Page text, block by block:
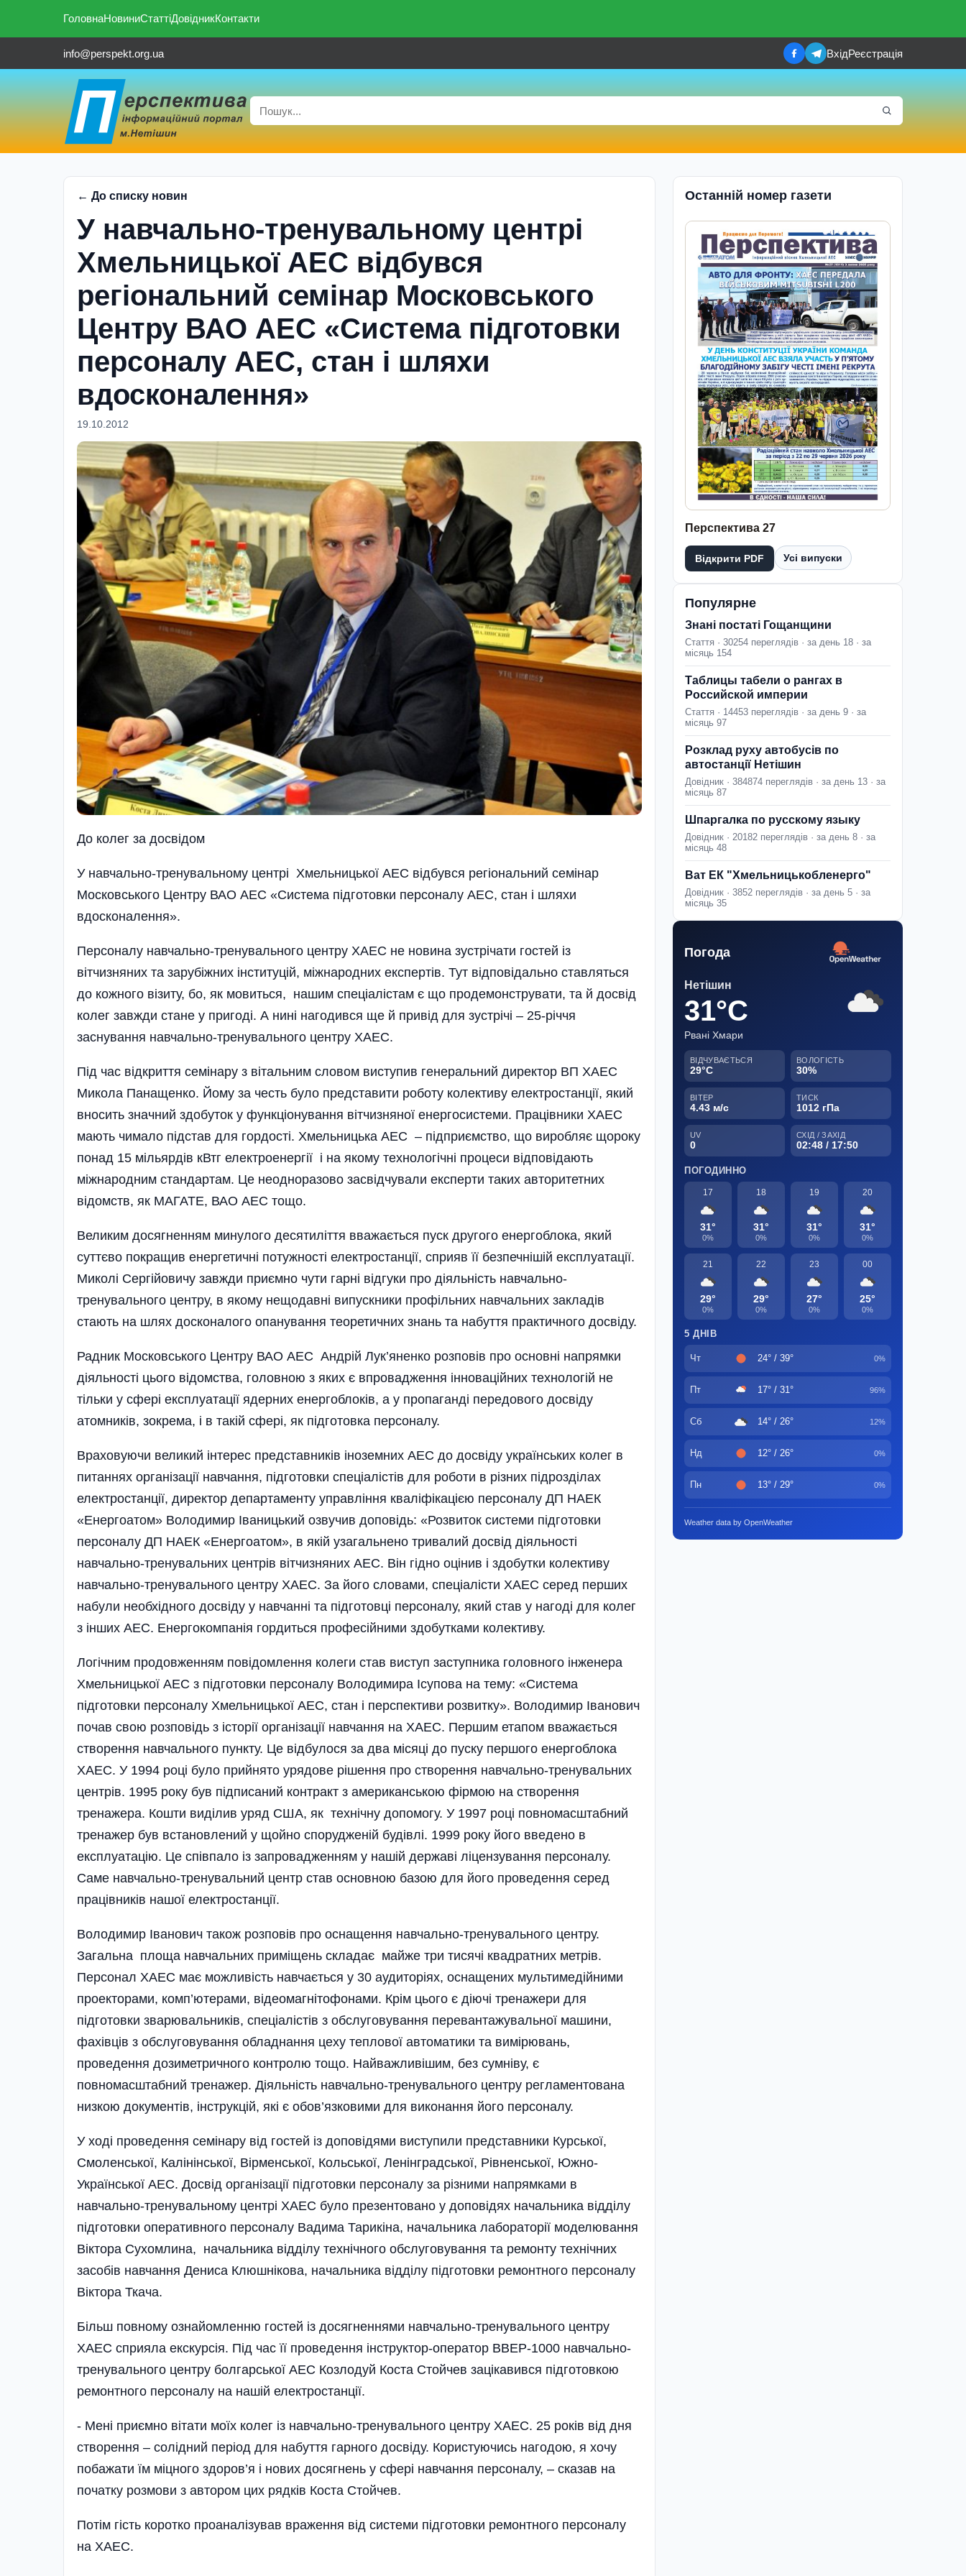
ГоловнаНовиниСтаттіДовідникКонтакти
info@perspekt.org.ua ВхідРеєстрація
← До списку новин
У навчально-тренувальному центрі
Хмельницької АЕС відбувся
регіональний семінар Московського
Центру ВАО АЕС «Система підготовки
персоналу АЕС, стан і шляхи
вдосконалення»
19.10.2012
До колег за досвiдом
У навчально-тренувальному центрі Хмельницької АЕС відбувся регіональний семінар
Московського Центру ВАО АЕС «Система підготовки персоналу АЕС, стан і шляхи
вдосконалення».
Персоналу навчально-тренувального центру ХАЕС не новина зустрічати гостей із
вітчизняних та зарубіжних інституцій, міжнародних експертів. Тут відповідально ставляться
до кожного візиту, бо, як мовиться, нашим спеціалістам є що продемонструвати, та й досвід
колег завжди стане у пригоді. А нині нагодився ще й привід для зустрічі – 25-річчя
заснування навчально-тренувального центру ХАЕС.
Під час відкриття семінару з вітальним словом виступив генеральний директор ВП ХАЕС
Микола Панащенко. Йому за честь було представити роботу колективу електростанції, який
вносить значний здобуток у функціонування вітчизняної енергосистеми. Працівники ХАЕС
мають чимало підстав для гордості. Хмельницька АЕС – підприємство, що виробляє щороку
понад 15 мільярдів кВтг електроенергії і на якому технологічні процеси відповідають
міжнародним стандартам. Це неодноразово засвідчували експерти таких авторитетних
відомств, як МАГАТЕ, ВАО АЕС тощо.
Великим досягненням минулого десятиліття вважається пуск другого енерго­блока, який
суттєво покращив енергетичні потужності електростанції, сприяв її безпечнішій експлуатації.
Миколі Сергійовичу завжди приємно чути гарні відгуки про діяльність навчально-
тренувального центру, в якому нещодавні випускники про­фільних навчальних закладів
стають на шлях досконалого опанування теоретичних знань та набуття практичного досвіду.
Радник Московського Центру ВАО АЕC Андрій Лук’яненко розповів про основні напрямки
діяльності цього відомства, головною з яких є впровадження інноваційних технологій не
тільки у сфері експлуатації ядерних енергоблоків, а у пропаганді передового досвіду
атомників, зокрема, і в такій сфері, як підготовка персоналу.
Враховуючи великий інтерес представників іноземних АЕС до досвіду українських колег в
питаннях організації навчання, підготовки спеці­алістів для роботи в різних підрозділах
електростанції, директор департаменту управління кваліфікацією персоналу ДП НАЕК
«Енергоатом» Володимир Іваницький озвучив доповідь: «Розвиток системи підготовки
персоналу ДП НАЕК «Енергоатом», в якій узагальнено тривалий досвід діяльності
навчально-тренувальних центрів вітчизняних АЕС. Він гідно оцінив і здобутки колективу
навчально-тренувального центру ХАЕС. За його словами, спеціалісти ХАЕС серед перших
набули необхідного досвіду у нав­чанні та підготовці персоналу, який став у нагоді для колег
з інших АЕС. Енергокомпанія гордиться професійними здобутками колективу.
Логічним продовженням повідомлення колеги став виступ заступника головного інженера
Хмельницької АЕС з підготовки персоналу Володимира Ісупова на тему: «Система
підготовки персоналу Хмельницької АЕС, стан і перспективи розвитку». Володимир Іванович
почав свою розповідь з історії організації навчання на ХАЕС. Першим етапом вважається
створення навчального пункту. Це відбулося за два місяці до пуску першого енергоблока
ХАЕС. У 1994 році було прийнято урядове рішення про створення навчально-тренувальних
центрів. 1995 року був підписаний контракт з американською фірмою на створення
тренажера. Кошти виділив уряд США, як техніч­ну допомогу. У 1997 році повномас­штабний
тренажер був встановлений у щойно спорудженій будівлі. 1999 року його введено в
експлуатацію. Це співпало із запровадженням у нашій державі ліцензування персоналу.
Саме навчально-тренувальний центр став основною базою для його проведення серед
працівників нашої електростанції.
Володимир Іванович також розповів про оснащення навчально-тренувального центру.
Загальна площа навчальних приміщень складає майже три тисячі квадратних метрів.
Персонал­ ХАЕС має можливість навчається у 30 ауди­торі­я­х, оснащених мультимедійними
проекторами, комп’ю­терами, відеомагнітофонами. Крім цього є діючі тренажери для
підготовки зварювальників, спеціалістів з обслуговування перевантажувальної машини,
фахівців з обслуговування обладнання цеху теплової автоматики та вимірювань,
проведення дозиметричного контролю тощо. Найважливі­шим, без сумніву, є
повномасштабний тренажер. Діяльність навчально-тренувального центру регламентована
низкою документів, інструкцій, які є обов’язковими для виконання його персоналу.
У ході проведення семінару від гостей із доповідями виступили представники Курської,
Смоленської, Калінінської, Вірменської, Коль­ської, Ленінгр­адської, Рівненської, Южно-
Українсько­ї АЕС. Досвід організації підготовки персоналу за різними напрямками в
навчально-тренувальному центрі ХАЕС було презентовано у доповідях начальника відділу
підготовки оперативного персоналу Вадима Тарикіна, начальника лабораторії моделювання
Віктора Су­хомлина, начальника відділу технічного обслуговування та ремонту технічних
засобів навчання Дениса Клюшнікова, начальника відділу підготовки ремонтного персоналу
Віктора Ткача.
Більш повному ознайомленню гостей із досягненнями навчально-тренувального центру
ХАЕС сприяла екскурсія. Під час її проведення інструктор-оператор ВВЕР-1000 навчально-
тренувального центру болгарської АЕС Козлодуй Коста Стойчев зацікавився підготовкою
ремонт­ного персоналу на нашій електростанції.
- Мені приємно вітати моїх колег із навчально-тренувального центру ХАЕС. 25 років від дня
створення – солідний період для набуття гарного досвіду. Користуючись нагодою, я хочу
побажати їм міцного здоров’я і нових досягнень у сфері навчання персоналу, – сказав на
початку розмови з автором цих рядків Коста Стойчев.
Потім гість коротко проаналізував враження від системи підготовки ремонтного персоналу
на ХАЕС.
Останній номер газети
Перспектива 27
Відкрити PDF Усі випуски
Популярне
Знані постаті Гощанщини
Стаття · 30254 переглядів · за день 18 · за
місяць 154
Таблицы табели о рангах в
Российской империи
Стаття · 14453 переглядів · за день 9 · за
місяць 97
Розклад руху автобусів по
автостанції Нетішин
Довідник · 384874 переглядів · за день 13 · за
місяць 87
Шпаргалка по русскому языку
Довідник · 20182 переглядів · за день 8 · за
місяць 48
Ват ЕК "Хмельницькобленерго"
Довідник · 3852 переглядів · за день 5 · за
місяць 35
Погода
Нетішин
31°C
Рвані Хмари
ВІДЧУВАЄТЬСЯ
29°C
ВОЛОГІСТЬ
30%
ВІТЕР
4.43 м/с
ТИСК
1012 гПа
UV
0
СХІД / ЗАХІД
02:48 / 17:50
ПОГОДИННО
17
31°
0%
18
31°
0%
19
31°
0%
20
31°
0%
21
29°
0%
22
29°
0%
23
27°
0%
00
25°
0%
5 ДНІВ
Чт 24° / 39° 0%
Пт 17° / 31° 96%
Сб 14° / 26° 12%
Нд 12° / 26° 0%
Пн 13° / 29° 0%
Weather data by OpenWeather